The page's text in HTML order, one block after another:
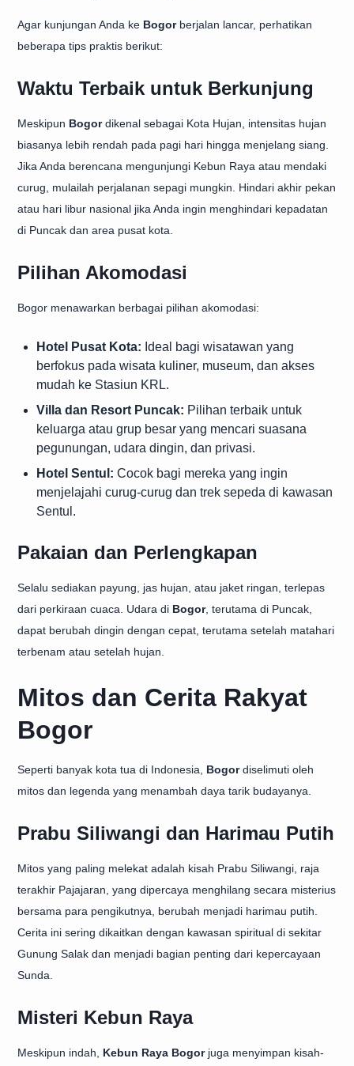
Agar kunjungan Anda ke Bogorberjalan lancar, perhatikan
beberapa tips praktis berikut:
Waktu Terbaik untuk Berkunjung
Meskipun Bogordikenal sebagai Kota Hujan, intensitas hujan
biasanya lebih rendah pada pagi hari hingga menjelang siang.
Jika Anda berencana mengunjungi Kebun Raya atau mendaki
curug, mulailah perjalanan sepagi mungkin. Hindari akhir pekan
atau hari libur nasional jika Anda ingin menghindari kepadatan
di Puncak dan area pusat kota.
Pilihan Akomodasi
Bogor menawarkan berbagai pilihan akomodasi:
Hotel Pusat Kota: Ideal bagi wisatawan yang
berfokus pada wisata kuliner, museum, dan akses
mudah ke Stasiun KRL.
Villa dan Resort Puncak: Pilihan terbaik untuk
keluarga atau grup besar yang mencari suasana
pegunungan, udara dingin, dan privasi.
Hotel Sentul: Cocok bagi mereka yang ingin
menjelajahi curug-curug dan trek sepeda di kawasan
Sentul.
Pakaian dan Perlengkapan
Selalu sediakan payung, jas hujan, atau jaket ringan, terlepas
dari perkiraan cuaca. Udara di Bogor, terutama di Puncak,
dapat berubah dingin dengan cepat, terutama setelah matahari
terbenam atau setelah hujan.
Mitos dan Cerita Rakyat
Bogor
Seperti banyak kota tua di Indonesia, Bogordiselimuti oleh
mitos dan legenda yang menambah daya tarik budayanya.
Prabu Siliwangi dan Harimau Putih
Mitos yang paling melekat adalah kisah Prabu Siliwangi, raja
terakhir Pajajaran, yang dipercaya menghilang secara misterius
bersama para pengikutnya, berubah menjadi harimau putih.
Cerita ini sering dikaitkan dengan kawasan spiritual di sekitar
Gunung Salak dan menjadi bagian penting dari kepercayaan
Sunda.
Misteri Kebun Raya
Meskipun indah, Kebun Raya Bogorjuga menyimpan kisah-